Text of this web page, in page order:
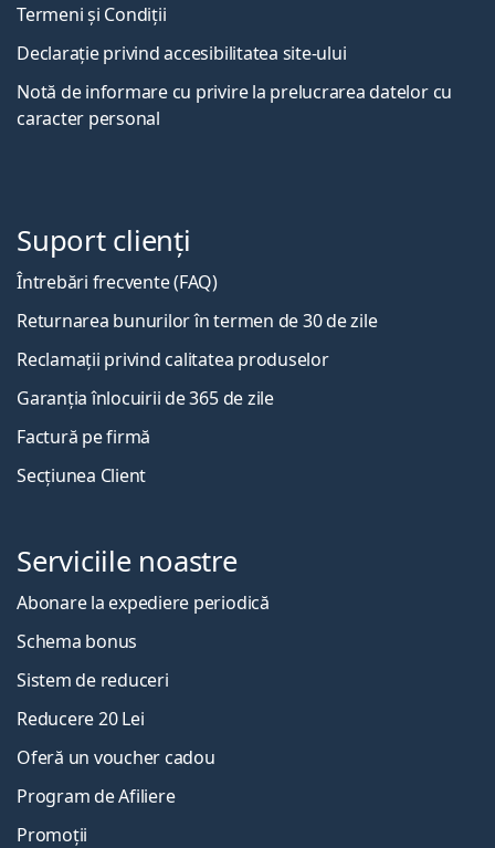
Termeni și Condiții
Declarație privind accesibilitatea site-ului
Notă de informare cu privire la prelucrarea datelor cu
caracter personal
Suport clienți
Întrebări frecvente (FAQ)
Returnarea bunurilor în termen de 30 de zile
Reclamații privind calitatea produselor
Garanția înlocuirii de 365 de zile
Factură pe firmă
Secțiunea Client
Serviciile noastre
Abonare la expediere periodică
Schema bonus
Sistem de reduceri
Reducere 20 Lei
Oferă un voucher cadou
Program de Afiliere
Promoții